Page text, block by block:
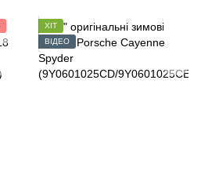
ХІТ
ВІДЕО